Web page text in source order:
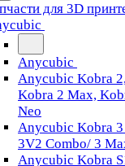
для 3D
Anycubic
Anycubic Kobra
Kobra 2 Max,
Neo
Anycubic Kobra
3V2 Combo/ 3
Anycubic Kobra